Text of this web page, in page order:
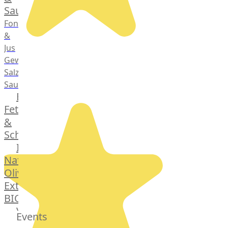
Saucen
Fonds
&
Jus
Gewürze
Salz
Saucen
Butter,
Fett
&
Schmalz
ItalianBar
Natives
Olivenöl
Extra
BIO
Veggie
Hardware
Events